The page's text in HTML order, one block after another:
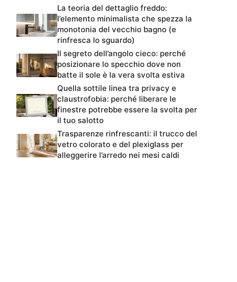
La teoria del dettaglio freddo:
l’elemento minimalista che spezza la
monotonia del vecchio bagno (e
rinfresca lo sguardo)
Il segreto dell’angolo cieco: perché
posizionare lo specchio dove non
batte il sole è la vera svolta estiva
Quella sottile linea tra privacy e
claustrofobia: perché liberare le
finestre potrebbe essere la svolta per
il tuo salotto
Trasparenze rinfrescanti: il trucco del
vetro colorato e del plexiglass per
alleggerire l’arredo nei mesi caldi